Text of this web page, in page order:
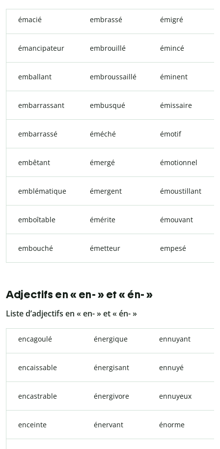
émacié embrassé émigré
émancipateur embrouillé émincé
emballant embroussaillé éminent
embarrassant embusqué émissaire
embarrassé éméché émotif
embêtant émergé émotionnel
emblématique émergent émoustillant
emboîtable émérite émouvant
embouché émetteur empesé
Adjectifs en « en- » et « én- »
Liste d’adjectifs en « en- » et « én- »
encagoulé énergique ennuyant
encaissable énergisant ennuyé
encastrable énergivore ennuyeux
enceinte énervant énorme